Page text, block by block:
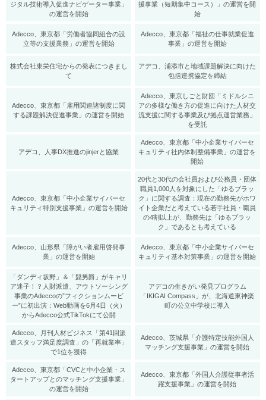
ジタル技術導入促進ナビゲーター事業」
の運営を開始
援事業（短期集中コース）」の運営を開
始
Adecco、東京都「労働者協同組合の設
立等の支援業務」の運営を開始
Adecco、東京都「福祉の仕事就業促進
事業」の運営を開始
株式会社東栄住宅からの発表につきまし
て
アデコ、浦添市と地域課題解決に向けた
包括連携協定を締結
Adecco、東京都「雇用関連諸制度に関
する課題解決促進事業」の運営を開始
Adecco、東京しごと財団「ミドルシニ
アの多様な働き方の促進に向けた人材交
流支援に関する事業及び拠点運営業務」
を受託
アデコ、人事DX推進のjinjerと協業
Adecco、東京都「中小企業サイバーセ
キュリティ社内体制整備事業」の運営を
開始
Adecco、東京都「中小企業サイバーセ
キュリティ特別支援事業」の運営を開始
20代と30代の会社員および公務員・団体
職員1,000人を対象にした「ゆるブラッ
ク」に関する調査：現在の勤務先がホワ
イト企業だと考えている若手社員・職員
の4割以上が、勤務先は「ゆるブラッ
ク」であるとも考えている
Adecco、山形県「障がい者雇用啓発事
業」の運営を開始
Adecco、東京都「中小企業サイバーセ
キュリティ基本対策事業」の運営を開始
「ダンディ坂野」＆「髭男爵」がキャリ
ア迷子！？人財派遣、アウトソーシング
事業のAdeccoの”フィクションムービ
ー”に初出演：Web動画を6月4日（火）
からAdecco公式TikTokにて公開
アデコの生きがい発見プログラム
「IKIGAI Compass」が、北海道東神楽
町の公立中学校に導入
Adecco、月刊人材ビジネス「第41回派
遣スタッフ満足度調査」の「再就業率」
で1位を獲得
Adecco、茨城県「介護特定技能外国人
マッチング支援事業」の運営を開始
Adecco、東京都「CVCと中小企業・ス
タートアップとのマッチング支援事業」
の運営を開始
Adecco、東京都「外国人介護従事者活
躍支援事業」の運営を開始